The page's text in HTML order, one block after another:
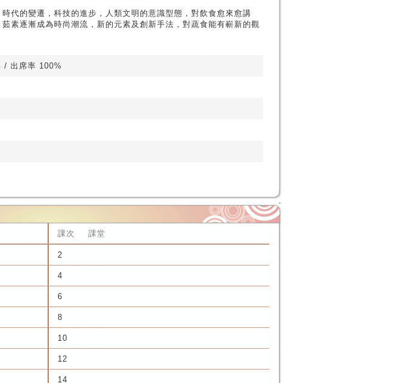
代的變遷，科技的進步，人類文明的意識型態，對飲食愈來愈講
素逐漸成為時尚潮流，新的元素及創新手法，對蔬食能有嶄新的觀
/ 出席率 100%
課次 課堂
2
4
6
8
10
12
14